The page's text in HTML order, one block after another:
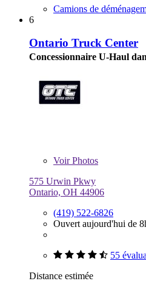
Camions de
6
Ontario Truck Center
Concessionnaire U-Haul
VoirPhotos
575 Urwin Pkwy
Ontario, OH 44906
(419) 522-6826
Ouvert aujourd'hui de
55
Distance estimée